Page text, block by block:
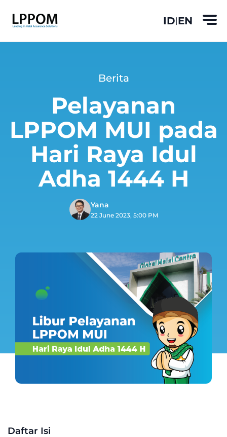
ID|EN
Berita
Pelayanan
LPPOM MUI pada
Hari Raya Idul
Adha 1444 H
Yana
22 June 2023, 5:00 PM
Daftar Isi